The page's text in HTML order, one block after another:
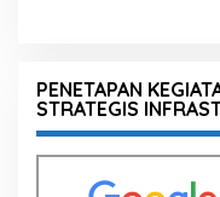
PENETAPAN
STRATEGIS